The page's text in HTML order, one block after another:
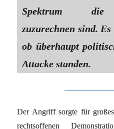
Spektrum die
zuzurechnen sind.
ob überhaupt
Attacke standen.
Der Angriff sorgte für
rechtsoffenen